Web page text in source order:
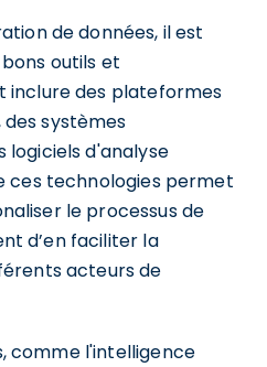
de données, il est
outils et
inclure des plateformes
des systèmes
logiciels d'analyse
ces technologies permet
le processus de
d’en faciliter la
acteurs de
comme l'intelligence